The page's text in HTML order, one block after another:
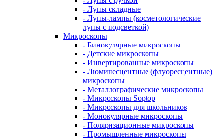
- Лупы складные
- Лупы-лампы (косметологические
лупы с подсветкой)
Микроскопы
- Бинокулярные микроскопы
- Детские микроскопы
- Инвертированные микроскопы
- Люминесцентные (флуоресцентные)
микроскопы
- Металлографические микроскопы
- Микроскопы Soptop
- Микроскопы для школьников
- Монокулярные микроскопы
- Поляризационные микроскопы
- Промышленные микроскопы